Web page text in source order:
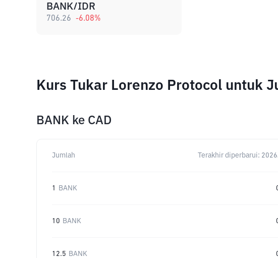
BANK/IDR
706.26 -6.08%
Kurs Tukar Lorenzo Protocol untuk
BANK ke CAD
Jumlah Terakhir diperbarui:
1 BANK
10 BANK
12.5 BANK